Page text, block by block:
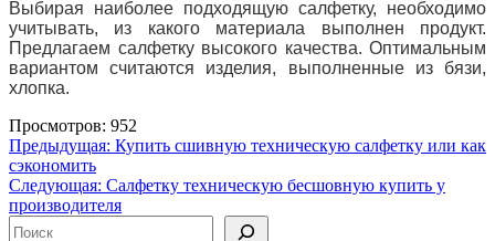
Выбирая наиболее подходящую салфетку, необходимо
учитывать, из какого материала выполнен продукт.
Предлагаем салфетку высокого качества. Оптимальным
вариантом считаются изделия, выполненные из бязи,
хлопка.
Просмотров: 952
Навигация
по
записям
Предыдущая: Купить сшивную техническую салфетку или как
сэкономить
Следующая: Салфетку техническую бесшовную купить у
производителя
Поиск